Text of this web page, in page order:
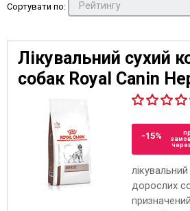
Сортувати по:
Лікувальний сухий
собак Royal Canin
-15%
дорослих